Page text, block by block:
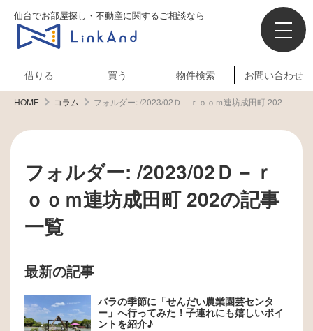
仙台でお部屋探し・不動産に関するご相談なら
借りる 買う 物件検索 お問い合わせ
HOME コラム フォルダー:/2023/02Ｄ－ｒｏｏｍ連坊成田町 202
フォルダー:/2023/02Ｄ－ｒ
ｏｏｍ連坊成田町 202の記事
一覧
最新の記事
バラの季節に「せんだい農業園芸センタ
ー」へ行ってみた！子連れにも嬉しいポイ
ントを紹介♪